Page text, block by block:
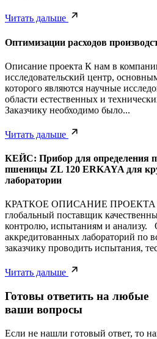
Читать дальше
Оптимизации расходов
Описание проекта К нам в
исследовательский центр,
которого являются научные
области естественных и
Заказчику необходимо было...
Читать дальше
КЕЙС: Прибор для определения
пшеницы ZL 120 ERKAYA для
лаборатории
КРАТКОЕ ОПИСАНИЕ ПРОЕКТА В
глобальный поставщик
контролю, испытаниям и анализу.
аккредитованных лабораторий по
заказчику проводить испытания,
Читать дальше
Готовы ответить на любые
ваши вопросы
Если не нашли готовый ответ, то